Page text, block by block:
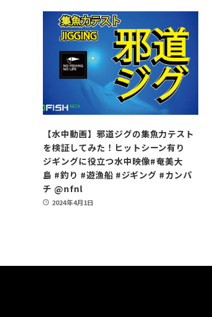
【水中動画】邪道ジグの集魚力テスト
を検証してみた！ヒットシーン有り
ジギングに役立つ水中映像​⁠#奄美大
島 #釣り #遊漁船 #ジギング #カンパ
チ @nfnl
2024年4月1日